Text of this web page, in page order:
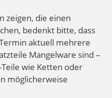
zeigen, die einen
bedenkt bitte, dass
aktuell mehrere
Mangelware sind –
wie Ketten oder
möglicherweise